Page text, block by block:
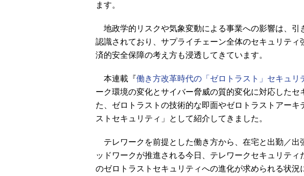
ます。
地政学的リスクや気象変動による事業への影響は、引
認識されており、サプライチェーン全体のセキュリティ
済的安全保障の考え方も浸透してきています。
本連載『働き方改革時代の「ゼロトラスト」セキュリ
ーク環境の変化とサイバー脅威の質的変化に対応した
た、ゼロトラストの技術的な即面やゼロトラストアーキ
ストセキュリティ」として紹介してきました。
テレワークを前提とした働き方から、在宅と出勤／出
ッドワークが推進される今日、テレワークセキュリテ
のゼロトラストセキュリティへの進化が求められる状況